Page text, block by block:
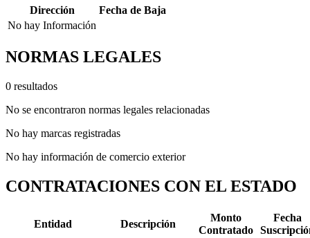
Dirección
Fecha de Baja
No hay Información
NORMAS LEGALES
0 resultados
No se encontraron normas legales relacionadas
No hay marcas registradas
No hay información de comercio exterior
CONTRATACIONES CON EL ESTADO
Entidad Descripción
Monto
Contratado
Fecha